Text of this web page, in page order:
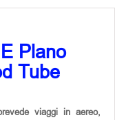
Plano
Tube
viaggi in aereo,